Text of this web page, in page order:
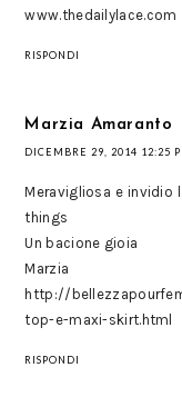
www.thedailylace.com
RISPONDI
Marzia Amaranto
DICEMBRE 29, 2014 12:25
Meravigliosa e invidio
things
Un bacione gioia
Marzia
http://
top-e-maxi-skirt.html
RISPONDI